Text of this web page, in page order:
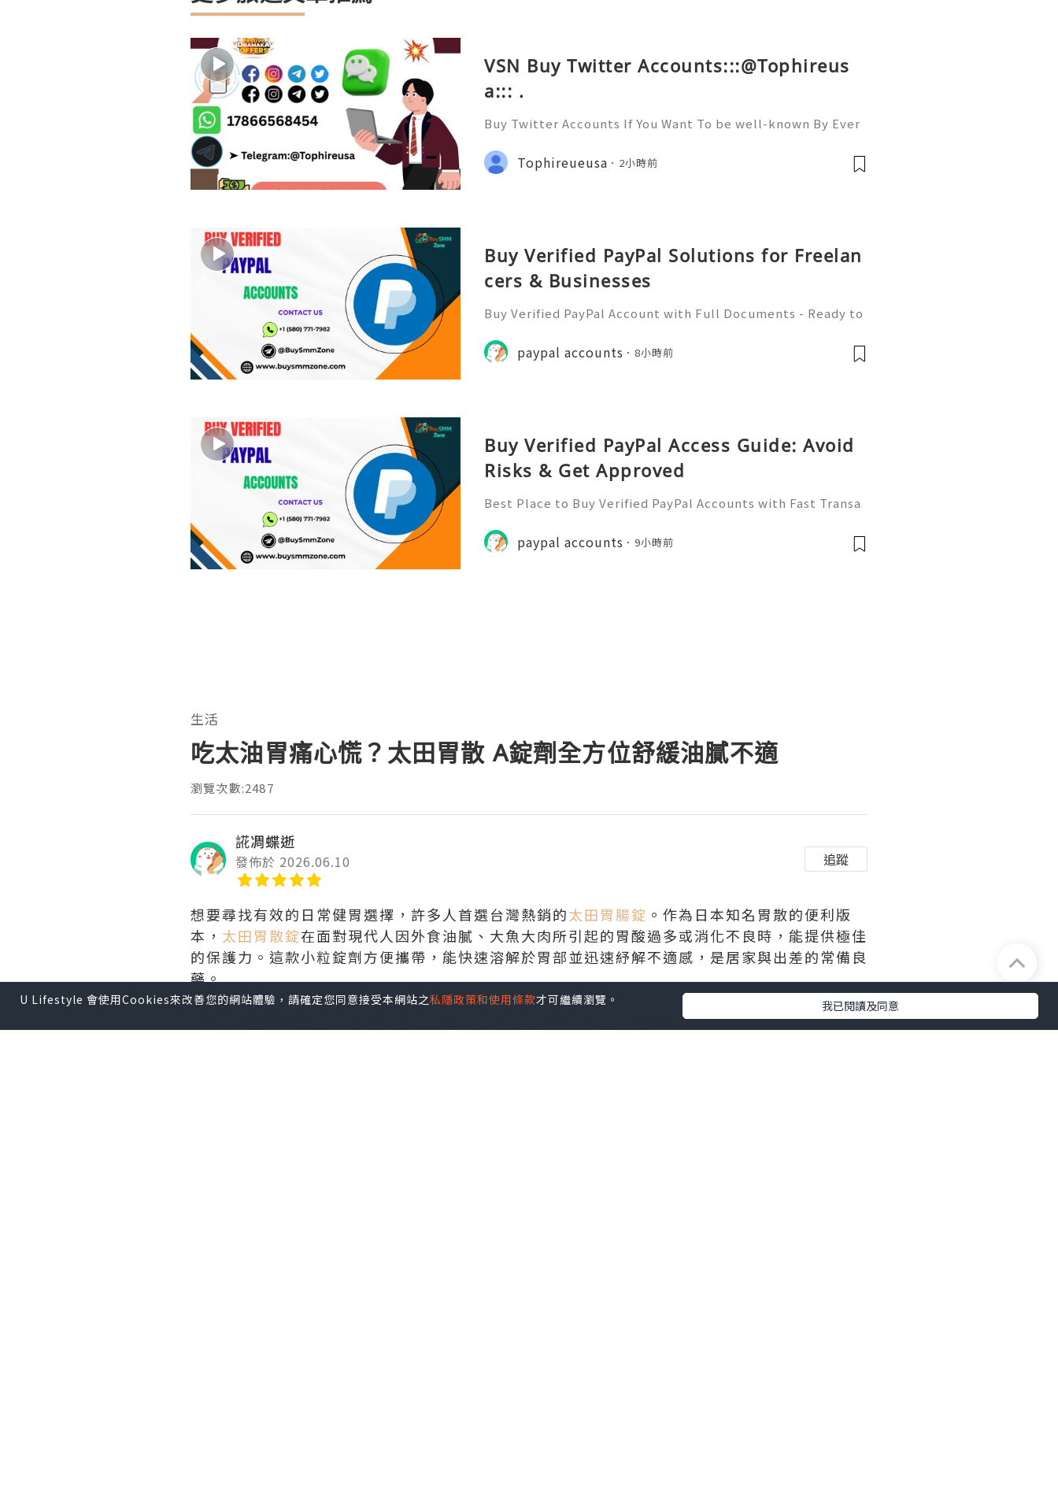
VSN Buy Twitter Accounts:::@Tophireus
a::: .
Buy Twitter Accounts If You Want To be well-known By Ever
Social network and have Likes, Followers, Comments, And S
hares On All Of Your Posts. W
Tophireueusa 2小時前
Buy Verified PayPal Solutions for Freelan
cers & Businesses
Buy Verified PayPal Account with Full Documents - Ready to
m: @BuySmmZone ✅ Skype: BuySmmZone 📧 Email:
paypal accounts 8小時前
Buy Verified PayPal Access Guide: Avoid
Risks & Get Approved
Best Place to Buy Verified PayPal Accounts with Fast Transa
026, transaction speed is the ultimate differentiator. Wheth
er you are bidding on a
paypal accounts 9小時前
生活
吃太油胃痛心慌？太田胃散 A錠劑全方位舒緩油膩不適
瀏覽次數:2487
誮凋蝶逝
發佈於 2026.06.10 追蹤
想要尋找有效的日常健胃選擇，許多人首選台灣熱銷的太田胃腸錠 。作為日本知名胃散的便利版
本， 太田胃散錠在面對現代人因外食油膩、大魚大肉所引起的胃酸過多或消化不良時，能提供極佳
的保護力。這款小粒錠劑方便攜帶，能快速溶解於胃部並迅速紓解不適感，是居家與出差的常備良
藥。
讓太田胃散A錠成為大魚大肉後的餐後救星
U Lifestyle 會使用Cookies來改善您的網站體驗，請確定您同意接受本網站之私隱政策和使用條款才可繼續瀏覽。 我已閱讀及同意